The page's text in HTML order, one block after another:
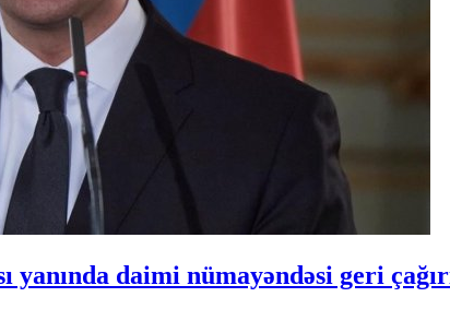
yanında daimi nümayəndəsi geri